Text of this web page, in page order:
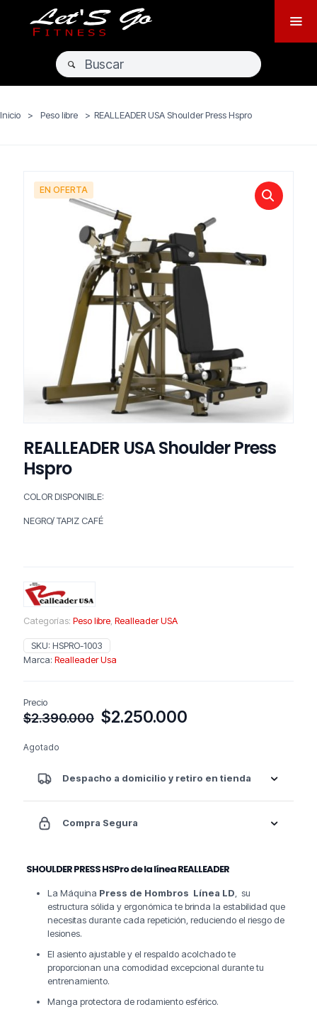
Inicio > Peso libre > REALLEADER USA Shoulder Press Hspro
EN OFERTA
REALLEADER USA Shoulder Press
Hspro
COLOR DISPONIBLE:
NEGRO/ TAPIZ CAFÉ
Categorías: Peso libre Realleader USA
SKU: HSPRO-1003
Marca: Realleader Usa
Precio
$2.390.000 El
$2.390.000.
$2.250.000
$2.250.000.
Agotado
Despacho a domicilio y retiro en tienda
Compra Segura
SHOULDER PRESS HSPro de la línea REALLEADER
La Máquina Press de Hombros Línea LD , su
estructura sólida y ergonómica te brinda la estabilidad que
necesitas durante cada repetición, reduciendo el riesgo de
lesiones.
El asiento ajustable y el respaldo acolchado te
proporcionan una comodidad excepcional durante tu
entrenamiento.
Manga protectora de rodamiento esférico.